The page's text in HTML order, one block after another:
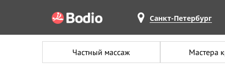
Санкт-Петербург
Частный массаж Мастера